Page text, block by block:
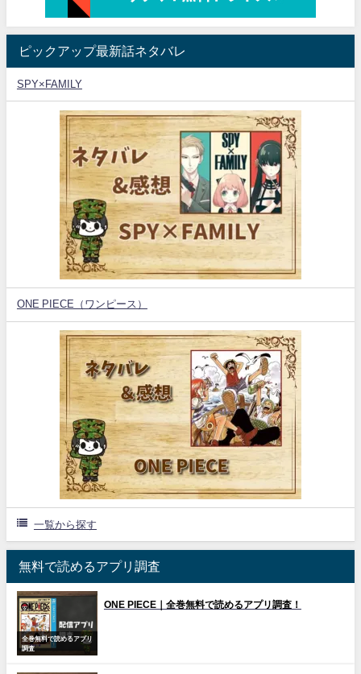
ピックアップ最新話ネタバレ
SPY×FAMILY
ONE PIECE（ワンピース）
一覧から探す
無料で読めるアプリ調査
全巻無料で読めるアプリ
調査
ONE PIECE｜全巻無料で読めるアプリ調査！